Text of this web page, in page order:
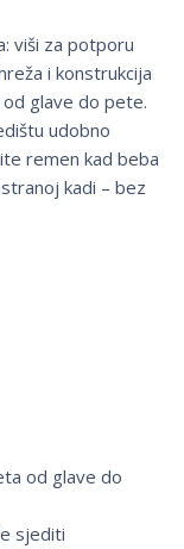
viši za potporu
i konstrukcija
glave do pete.
udobno
remen kad beba
kadi – bez
od glave do
sjediti